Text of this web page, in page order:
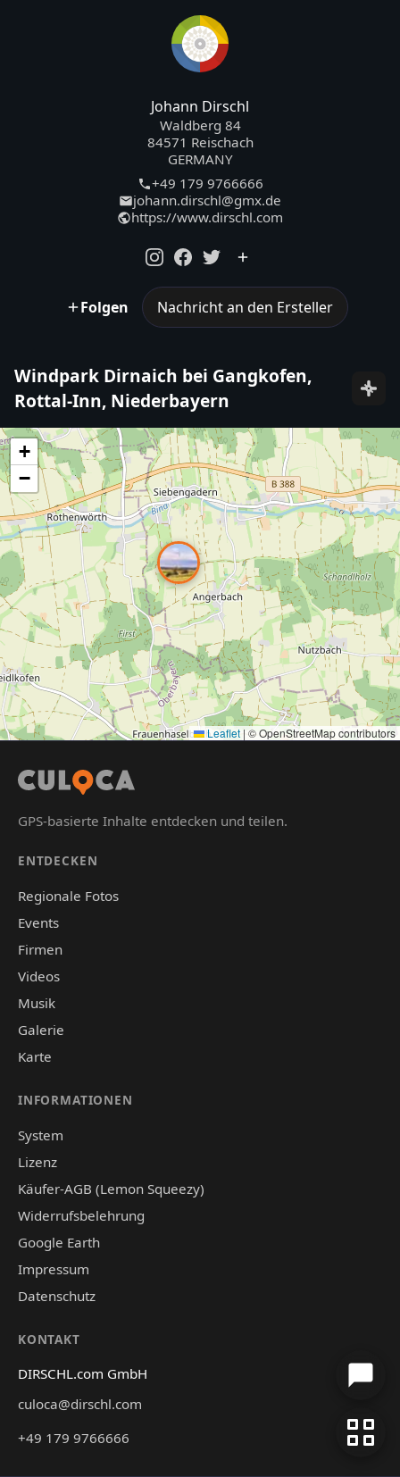
Johann Dirschl
Waldberg 84
84571 Reischach
GERMANY
+49 179 9766666
johann.dirschl@gmx.de
https://www.dirschl.com
Folgen Nachricht an den Ersteller
Windpark Dirnaich bei Gangkofen,
Rottal-Inn, Niederbayern
+
−
Leaflet| © OpenStreetMap contributors
GPS-basierte Inhalte entdecken und teilen.
ENTDECKEN
Regionale Fotos
Events
Firmen
Videos
Musik
Galerie
Karte
INFORMATIONEN
System
Lizenz
Käufer-AGB (Lemon Squeezy)
Widerrufsbelehrung
Google Earth
Impressum
Datenschutz
KONTAKT
DIRSCHL.com GmbH
culoca@dirschl.com
+49 179 9766666